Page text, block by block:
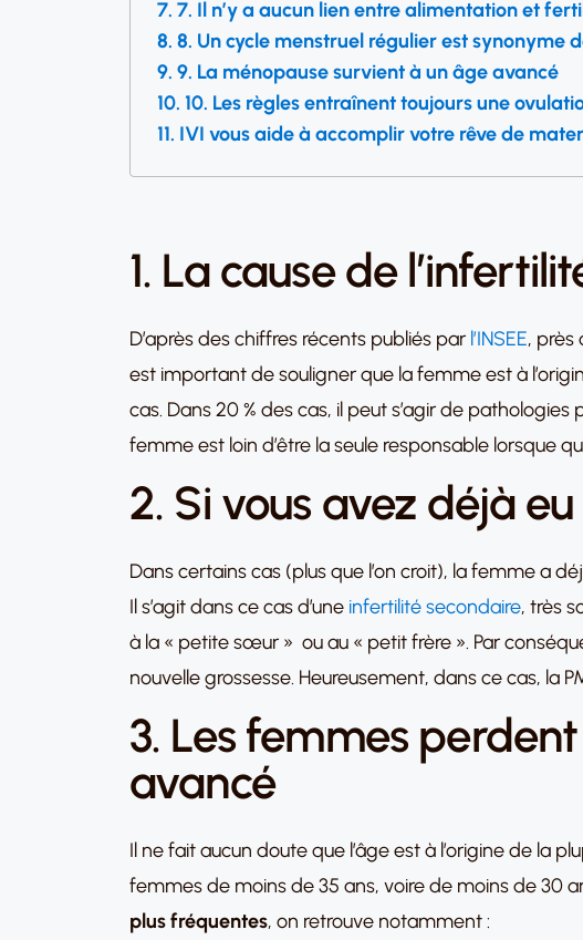
7. Il n’y a aucun lien entre alimentation et
8. Un cycle menstruel régulier est synonyme
9. La ménopause survient à un âge avancé
10. Les règles entraînent toujours une
IVI vous aide à accomplir votre rêve de
1. La cause de
D’après des chiffres récents publiés par l’INSEE, près
est important de souligner que la femme est à
cas. Dans 20 % des cas, il peut s’agir de
femme est loin d’être la seule responsable lorsque
2. Si vous avez déjà
Dans certains cas (plus que l’on croit), la femme a
Il s’agit dans ce cas d’une infertilité secondaire, très
à la « petite sœur » ou au « petit frère ». Par
nouvelle grossesse. Heureusement, dans ce cas, la
3. Les femmes
avancé
Il ne fait aucun doute que l’âge est à l’origine de la
femmes de moins de 35 ans, voire de moins de 30
plus fréquentes, on retrouve notamment :